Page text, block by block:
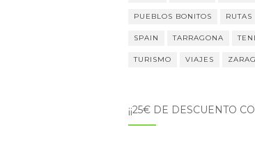
PUEBLOS BONITOS RUTAS
SPAIN TARRAGONA
TURISMO VIAJES
¡¡25€ DE DESCUENTO